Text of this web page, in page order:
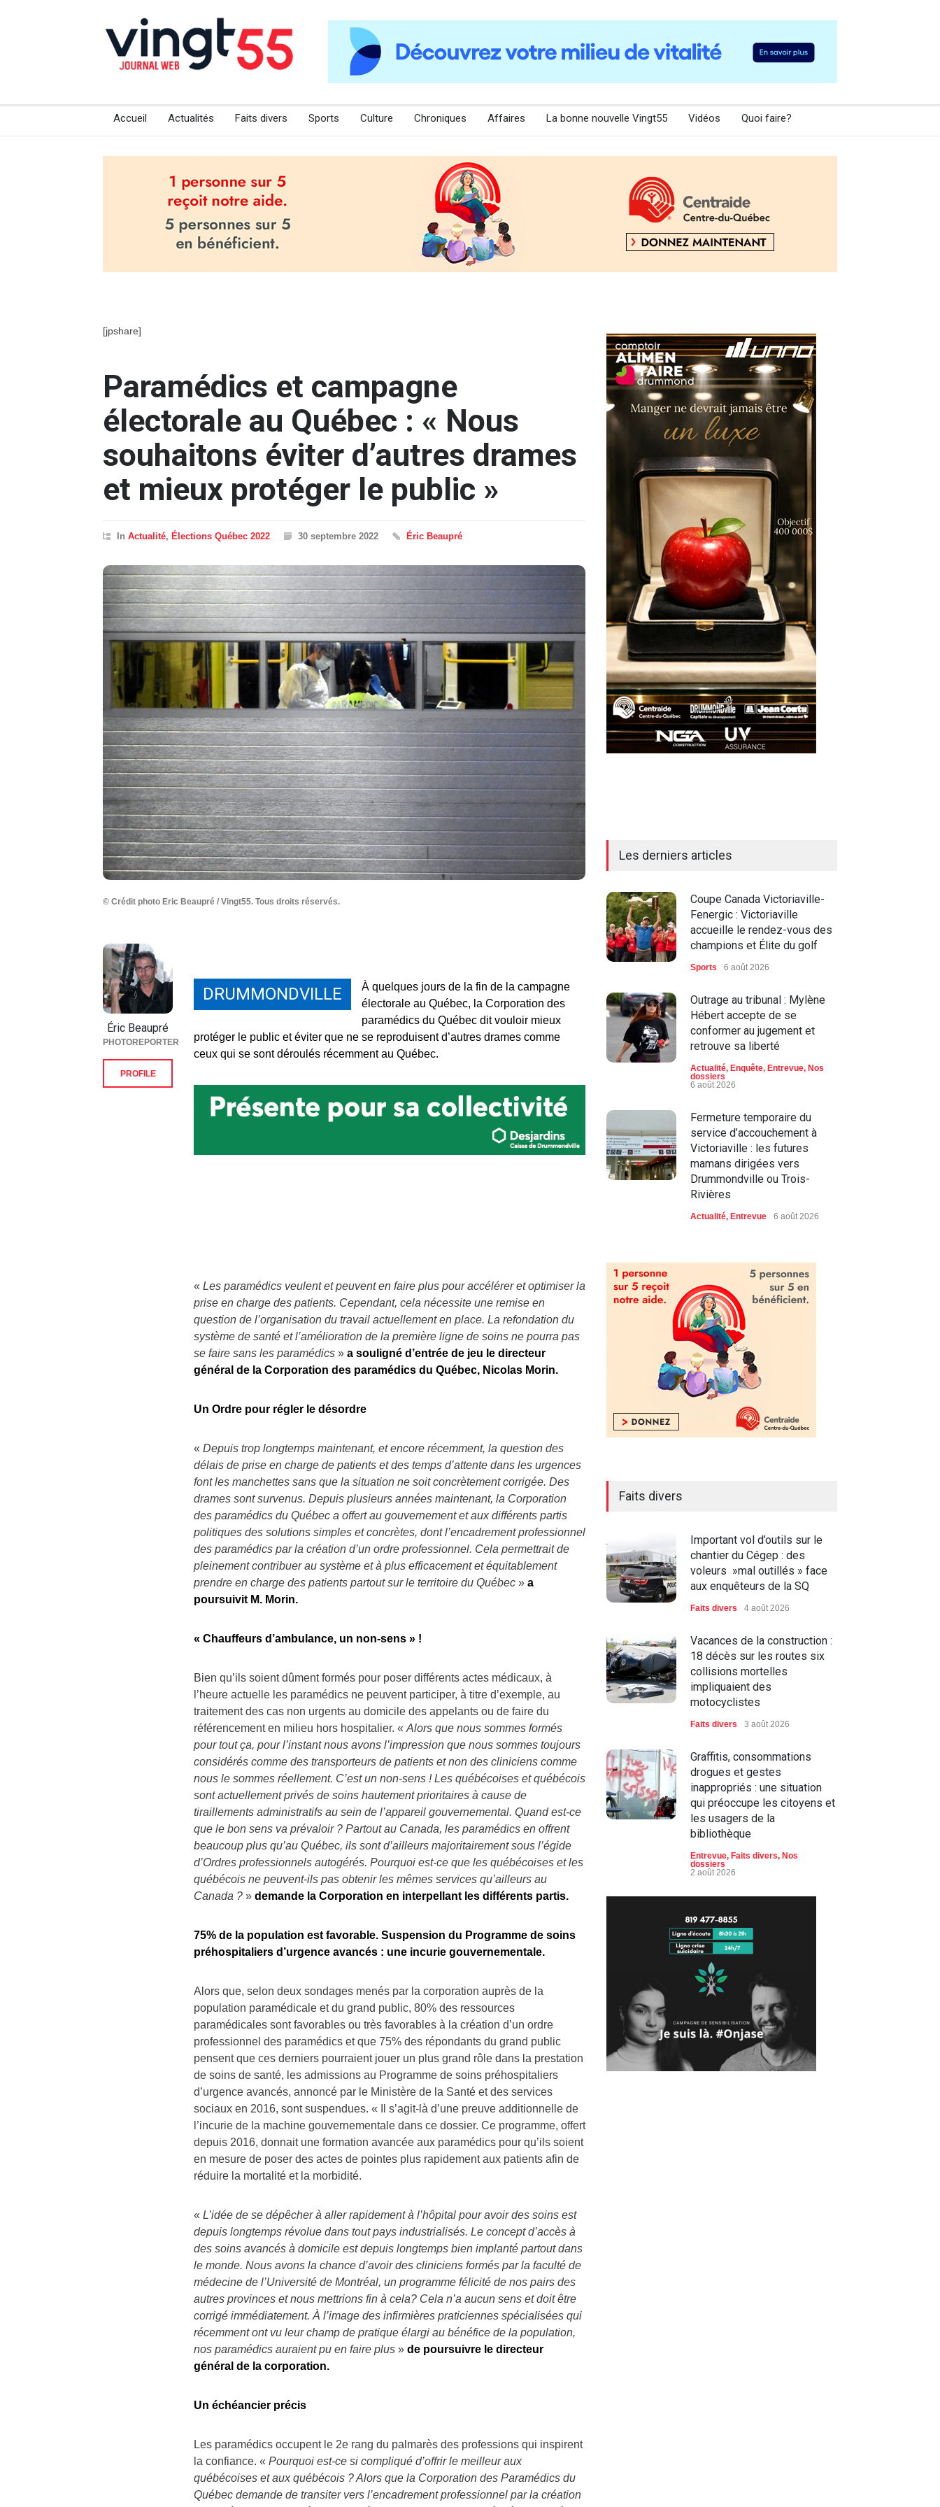
Accueil Actualités Faits divers Sports Culture Chroniques Affaires La bonne nouvelle Vingt55 Vidéos Quoi faire?
[jpshare]
Paramédics et campagne
électorale au Québec : « Nous
souhaitons éviter d’autres drames
et mieux protéger le public »
In Actualité, Élections Québec 2022 30 septembre 2022 Éric Beaupré
© Crédit photo Eric Beaupré / Vingt55. Tous droits réservés.
DRUMMONDVILLE
À quelques jours de la fin de la campagne
électorale au Québec, la Corporation des
paramédics du Québec dit vouloir mieux
protéger le public et éviter que ne se reproduisent d’autres drames comme
ceux qui se sont déroulés récemment au Québec.
« Les paramédics veulent et peuvent en faire plus pour accélérer et optimiser la
prise en charge des patients. Cependant, cela nécessite une remise en
question de l’organisation du travail actuellement en place. La refondation du
système de santé et l’amélioration de la première ligne de soins ne pourra pas
se faire sans les paramédics » a souligné d’entrée de jeu le directeur
général de la Corporation des paramédics du Québec, Nicolas Morin.
Un Ordre pour régler le désordre
« Depuis trop longtemps maintenant, et encore récemment, la question des
délais de prise en charge de patients et des temps d’attente dans les urgences
font les manchettes sans que la situation ne soit concrètement corrigée. Des
drames sont survenus. Depuis plusieurs années maintenant, la Corporation
des paramédics du Québec a offert au gouvernement et aux différents partis
politiques des solutions simples et concrètes, dont l’encadrement professionnel
des paramédics par la création d’un ordre professionnel. Cela permettrait de
pleinement contribuer au système et à plus efficacement et équitablement
prendre en charge des patients partout sur le territoire du Québec » a
poursuivit M. Morin.
« Chauffeurs d’ambulance, un non-sens » !
Bien qu’ils soient dûment formés pour poser différents actes médicaux, à
l’heure actuelle les paramédics ne peuvent participer, à titre d’exemple, au
traitement des cas non urgents au domicile des appelants ou de faire du
référencement en milieu hors hospitalier. « Alors que nous sommes formés
pour tout ça, pour l’instant nous avons l’impression que nous sommes toujours
considérés comme des transporteurs de patients et non des cliniciens comme
nous le sommes réellement. C’est un non-sens ! Les québécoises et québécois
sont actuellement privés de soins hautement prioritaires à cause de
tiraillements administratifs au sein de l’appareil gouvernemental. Quand est-ce
que le bon sens va prévaloir ? Partout au Canada, les paramédics en offrent
beaucoup plus qu’au Québec, ils sont d’ailleurs majoritairement sous l’égide
d’Ordres professionnels autogérés. Pourquoi est-ce que les québécoises et les
québécois ne peuvent-ils pas obtenir les mêmes services qu’ailleurs au
Canada ? » demande la Corporation en interpellant les différents partis.
75% de la population est favorable. Suspension du Programme de soins
préhospitaliers d’urgence avancés : une incurie gouvernementale.
Alors que, selon deux sondages menés par la corporation auprès de la
population paramédicale et du grand public, 80% des ressources
paramédicales sont favorables ou très favorables à la création d’un ordre
professionnel des paramédics et que 75% des répondants du grand public
pensent que ces derniers pourraient jouer un plus grand rôle dans la prestation
de soins de santé, les admissions au Programme de soins préhospitaliers
d’urgence avancés, annoncé par le Ministère de la Santé et des services
sociaux en 2016, sont suspendues. « Il s’agit-là d’une preuve additionnelle de
l’incurie de la machine gouvernementale dans ce dossier. Ce programme, offert
depuis 2016, donnait une formation avancée aux paramédics pour qu’ils soient
en mesure de poser des actes de pointes plus rapidement aux patients afin de
réduire la mortalité et la morbidité.
« L’idée de se dépêcher à aller rapidement à l’hôpital pour avoir des soins est
depuis longtemps révolue dans tout pays industrialisés. Le concept d’accès à
des soins avancés à domicile est depuis longtemps bien implanté partout dans
le monde. Nous avons la chance d’avoir des cliniciens formés par la faculté de
médecine de l’Université de Montréal, un programme félicité de nos pairs des
autres provinces et nous mettrions fin à cela? Cela n’a aucun sens et doit être
corrigé immédiatement. À l’image des infirmières praticiennes spécialisées qui
récemment ont vu leur champ de pratique élargi au bénéfice de la population,
nos paramédics auraient pu en faire plus » de poursuivre le directeur
général de la corporation.
Un échéancier précis
Les paramédics occupent le 2e rang du palmarès des professions qui inspirent
la confiance. « Pourquoi est-ce si compliqué d’offrir le meilleur aux
québécoises et aux québécois ? Alors que la Corporation des Paramédics du
Québec demande de transiter vers l’encadrement professionnel par la création
Éric Beaupré
PHOTOREPORTER
PROFILE
Les derniers articles
Coupe Canada Victoriaville-
Fenergic : Victoriaville
accueille le rendez-vous des
champions et Élite du golf
Sports 6 août 2026
Outrage au tribunal : Mylène
Hébert accepte de se
conformer au jugement et
retrouve sa liberté
Actualité, Enquête, Entrevue, Nos
dossiers
6 août 2026
Fermeture temporaire du
service d’accouchement à
Victoriaville : les futures
mamans dirigées vers
Drummondville ou Trois-
Rivières
Actualité, Entrevue 6 août 2026
Faits divers
Important vol d’outils sur le
chantier du Cégep : des
voleurs »mal outillés » face
aux enquêteurs de la SQ
Faits divers 4 août 2026
Vacances de la construction :
18 décès sur les routes six
collisions mortelles
impliquaient des
motocyclistes
Faits divers 3 août 2026
Graffitis, consommations
drogues et gestes
inappropriés : une situation
qui préoccupe les citoyens et
les usagers de la
bibliothèque
Entrevue, Faits divers, Nos
dossiers
2 août 2026